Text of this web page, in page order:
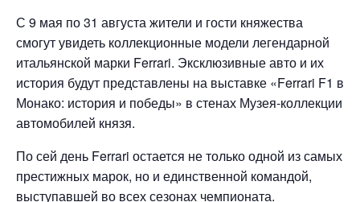
С 9 мая по 31 августа жители и гости княжества
смогут увидеть коллекционные модели легендарной
итальянской марки Ferrari. Эксклюзивные авто и их
история будут представлены на выставке «Ferrari F1 в
Монако: история и победы» в стенах Музея-коллекции
автомобилей князя.
По сей день Ferrari остается не только одной из самых
престижных марок, но и единственной командой,
выступавшей во всех сезонах чемпионата.